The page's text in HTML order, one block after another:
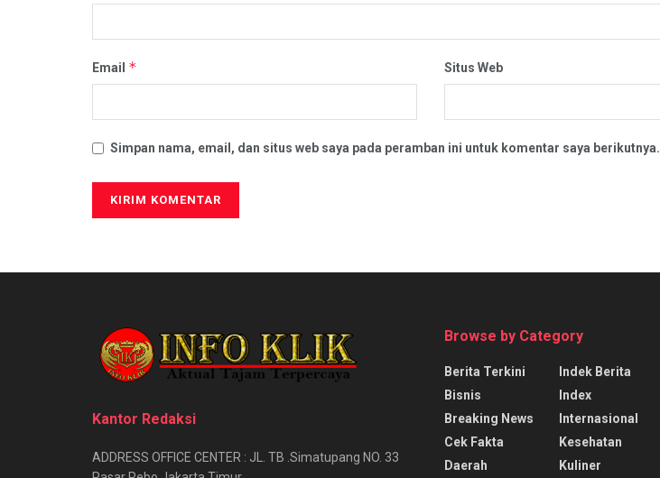
Email * Situs Web
Simpan nama, email, dan situs web saya pada peramban ini untuk komentar saya berikutnya.
Kantor Redaksi
ADDRESS OFFICE CENTER : JL. TB .Simatupang NO. 33
Browse by Category
Berita Terkini
Bisnis
Breaking News
Cek Fakta
Daerah
Indek Berita
Index
Internasional
Kesehatan
Kuliner